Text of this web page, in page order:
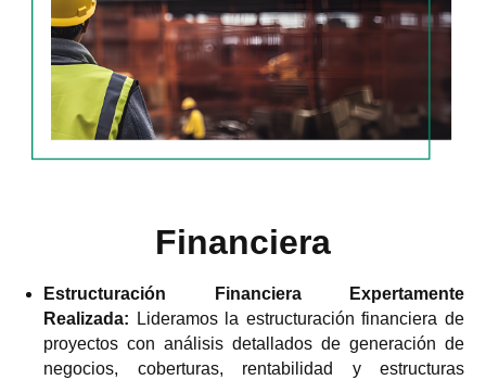
Financiera
Estructuración Financiera Expertamente
Realizada: Lideramos la estructuración financiera de
proyectos con análisis detallados de generación de
negocios, coberturas, rentabilidad y estructuras